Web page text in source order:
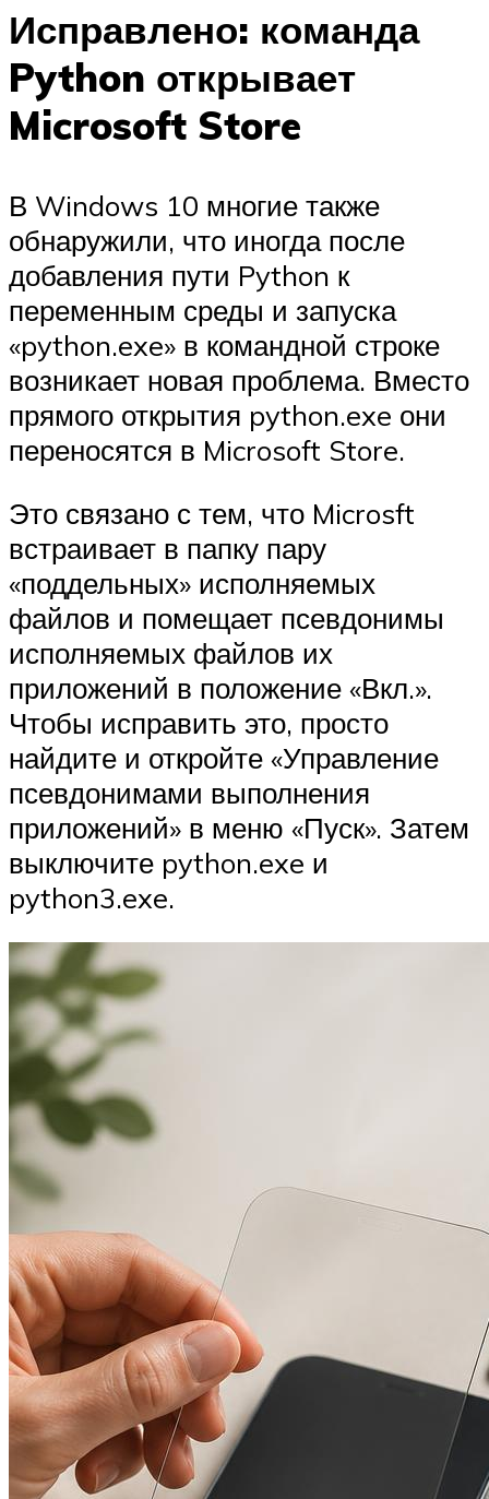
Исправлено: команда
Python открывает
Microsoft Store
В Windows 10 многие также
обнаружили, что иногда после
добавления пути Python к
переменным среды и запуска
«python.exe» в командной строке
возникает новая проблема. Вместо
прямого открытия python.exe они
переносятся в Microsoft Store.
Это связано с тем, что Microsft
встраивает в папку пару
«поддельных» исполняемых
файлов и помещает псевдонимы
исполняемых файлов их
приложений в положение «Вкл.».
Чтобы исправить это, просто
найдите и откройте «Управление
псевдонимами выполнения
приложений» в меню «Пуск». Затем
выключите python.exe и
python3.exe.